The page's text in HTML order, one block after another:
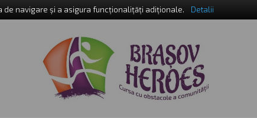
navigare și a asigura funcționalițăți adiționale. Detalii